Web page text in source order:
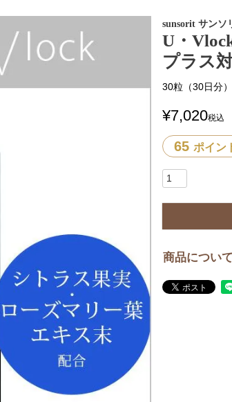
sunsorit サンソ
U・
プラス
30粒（30日分）
¥7,020税込
65 ポイン
商品につい